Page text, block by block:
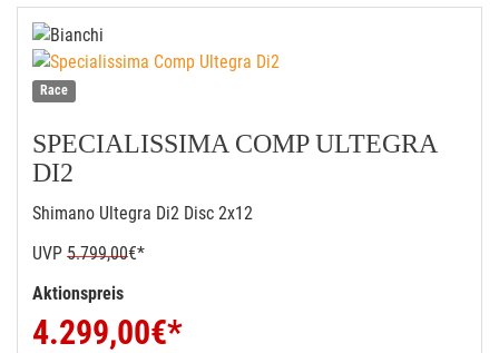
Race
SPECIALISSIMA COMP ULTEGRA
DI2
Shimano Ultegra Di2 Disc 2x12
UVP 5.799,00€*
Aktionspreis
4.299,00€*